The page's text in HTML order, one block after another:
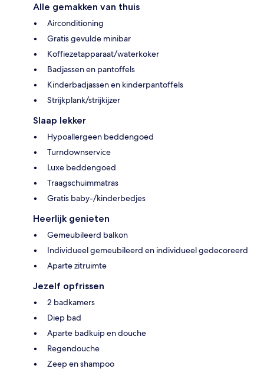
Alle gemakken van thuis
Airconditioning
Gratis gevulde minibar
Koffiezetapparaat/waterkoker
Badjassen en pantoffels
Kinderbadjassen en kinderpantoffels
Strijkplank/strijkijzer
Slaap lekker
Hypoallergeen beddengoed
Turndownservice
Luxe beddengoed
Traagschuimmatras
Gratis baby-/kinderbedjes
Heerlijk genieten
Gemeubileerd balkon
Individueel gemeubileerd en individueel gedecoreerd
Aparte zitruimte
Jezelf opfrissen
2 badkamers
Diep bad
Aparte badkuip en douche
Regendouche
Zeep en shampoo